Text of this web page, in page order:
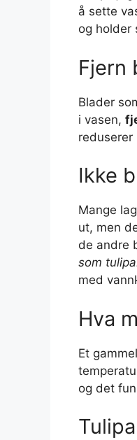
å sette
og holder
Fjern
Blader
i vasen,
Ikke
Mange
ut, men
de andre
som
med
Hva
Et
og det